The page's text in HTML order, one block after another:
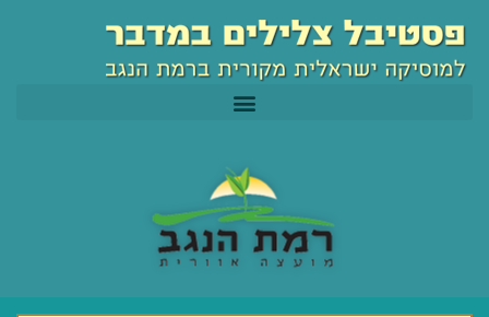
לתוכן